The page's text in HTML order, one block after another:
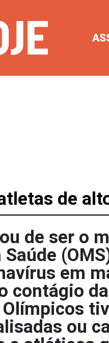
de
de ser o
em
contágio
ou